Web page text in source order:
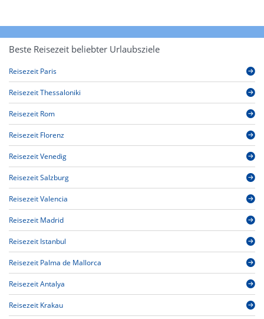
Beste Reisezeit beliebter Urlaubsziele
Reisezeit Paris
Reisezeit Thessaloniki
Reisezeit Rom
Reisezeit Florenz
Reisezeit Venedig
Reisezeit Salzburg
Reisezeit Valencia
Reisezeit Madrid
Reisezeit Istanbul
Reisezeit Palma de Mallorca
Reisezeit Antalya
Reisezeit Krakau